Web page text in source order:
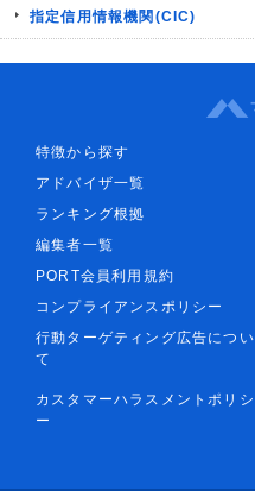
指定信用情報機関(CIC)
特徴から探す
アドバイザ一覧
ランキング根拠
編集者一覧
PORT会員利用規約
コンプライアンスポリシー
行動ターゲティング広告につい
て
カスタマーハラスメントポリシ
ー